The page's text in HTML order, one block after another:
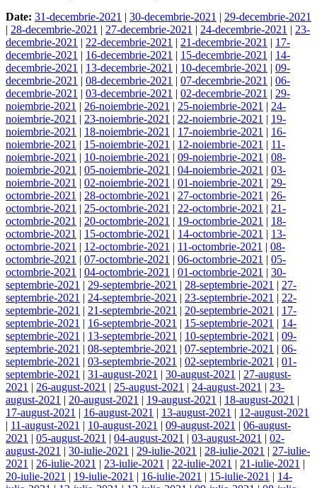
Date: 31-decembrie-2021 | 30-decembrie-2021 | 29-decembrie-2021
| 28-decembrie-2021 | 27-decembrie-2021 | 24-decembrie-2021 | 23-
decembrie-2021 | 22-decembrie-2021 | 21-decembrie-2021 | 17-
decembrie-2021 | 16-decembrie-2021 | 15-decembrie-2021 | 14-
decembrie-2021 | 13-decembrie-2021 | 10-decembrie-2021 | 09-
decembrie-2021 | 08-decembrie-2021 | 07-decembrie-2021 | 06-
decembrie-2021 | 03-decembrie-2021 | 02-decembrie-2021 | 29-
noiembrie-2021 | 26-noiembrie-2021 | 25-noiembrie-2021 | 24-
noiembrie-2021 | 23-noiembrie-2021 | 22-noiembrie-2021 | 19-
noiembrie-2021 | 18-noiembrie-2021 | 17-noiembrie-2021 | 16-
noiembrie-2021 | 15-noiembrie-2021 | 12-noiembrie-2021 | 11-
noiembrie-2021 | 10-noiembrie-2021 | 09-noiembrie-2021 | 08-
noiembrie-2021 | 05-noiembrie-2021 | 04-noiembrie-2021 | 03-
noiembrie-2021 | 02-noiembrie-2021 | 01-noiembrie-2021 | 29-
octombrie-2021 | 28-octombrie-2021 | 27-octombrie-2021 | 26-
octombrie-2021 | 25-octombrie-2021 | 22-octombrie-2021 | 21-
octombrie-2021 | 20-octombrie-2021 | 19-octombrie-2021 | 18-
octombrie-2021 | 15-octombrie-2021 | 14-octombrie-2021 | 13-
octombrie-2021 | 12-octombrie-2021 | 11-octombrie-2021 | 08-
octombrie-2021 | 07-octombrie-2021 | 06-octombrie-2021 | 05-
octombrie-2021 | 04-octombrie-2021 | 01-octombrie-2021 | 30-
septembrie-2021 | 29-septembrie-2021 | 28-septembrie-2021 | 27-
septembrie-2021 | 24-septembrie-2021 | 23-septembrie-2021 | 22-
septembrie-2021 | 21-septembrie-2021 | 20-septembrie-2021 | 17-
septembrie-2021 | 16-septembrie-2021 | 15-septembrie-2021 | 14-
septembrie-2021 | 13-septembrie-2021 | 10-septembrie-2021 | 09-
septembrie-2021 | 08-septembrie-2021 | 07-septembrie-2021 | 06-
septembrie-2021 | 03-septembrie-2021 | 02-septembrie-2021 | 01-
septembrie-2021 | 31-august-2021 | 30-august-2021 | 27-august-
2021 | 26-august-2021 | 25-august-2021 | 24-august-2021 | 23-
august-2021 | 20-august-2021 | 19-august-2021 | 18-august-2021 |
17-august-2021 | 16-august-2021 | 13-august-2021 | 12-august-2021
| 11-august-2021 | 10-august-2021 | 09-august-2021 | 06-august-
2021 | 05-august-2021 | 04-august-2021 | 03-august-2021 | 02-
august-2021 | 30-iulie-2021 | 29-iulie-2021 | 28-iulie-2021 | 27-iulie-
2021 | 26-iulie-2021 | 23-iulie-2021 | 22-iulie-2021 | 21-iulie-2021 |
20-iulie-2021 | 19-iulie-2021 | 16-iulie-2021 | 15-iulie-2021 | 14-